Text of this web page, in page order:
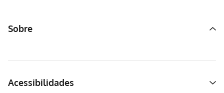
Sobre
Acessibilidades